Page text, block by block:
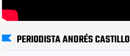
PERIODISTA ANDRÉS CASTILLO